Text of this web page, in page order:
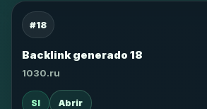
#18
Backlink generado 18
1030.ru
SI Abrir